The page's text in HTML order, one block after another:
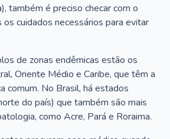
também é preciso checar com o
cuidados necessários para evitar
de zonas endêmicas estão os
Oriente Médio e Caribe, que têm a
comum. No Brasil, há estados
do país) que também são mais
como Acre, Pará e Roraima.